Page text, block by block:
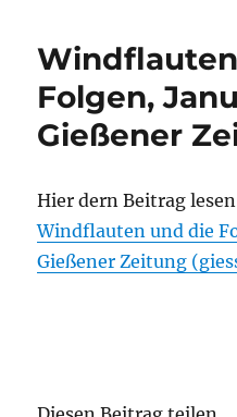
Folgen,
Gießener
Hier dern Beitrag
Windflauten und die
Gießener Zeitung